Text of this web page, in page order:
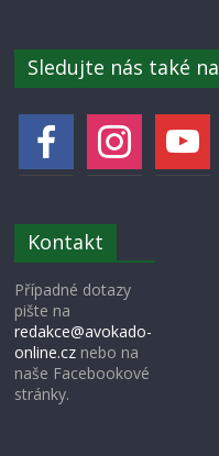
Sledujte nás také na
Kontakt
Případné dotazy
pište na
redakce@avokado-
online.cz nebo na
naše Facebookové
stránky.